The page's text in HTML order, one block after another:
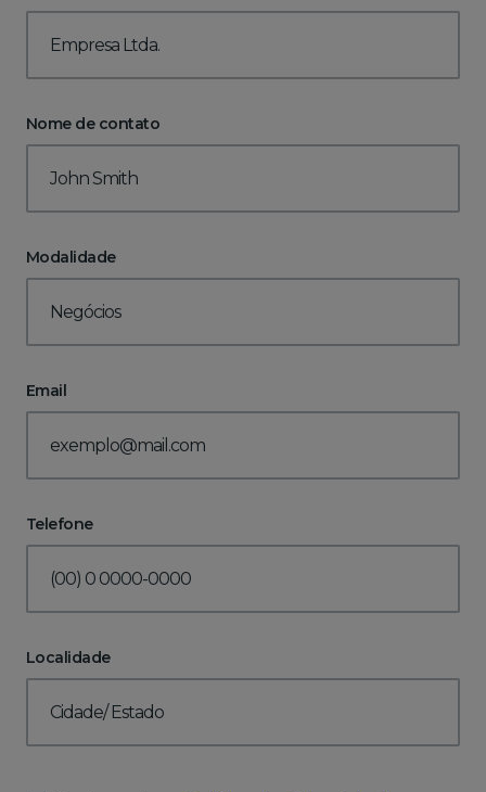
Nome de contato
Modalidade
Email
Telefone
Localidade